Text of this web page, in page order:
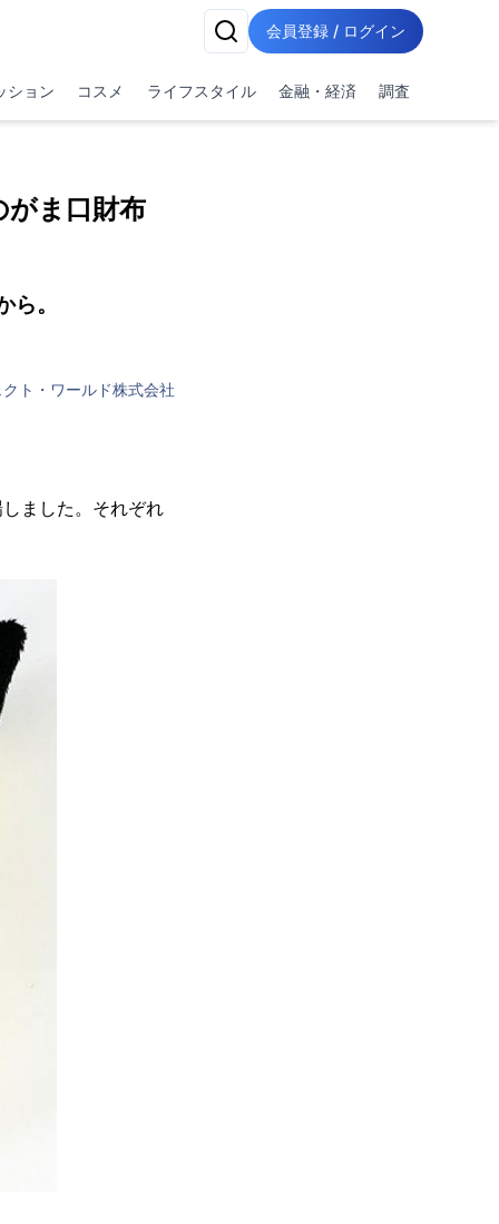
会員登録 / ログイン
ション コスメ ライフスタイル 金融・経済 調査
ま口財布
。
ト・ワールド株式会社
ました。それぞれ